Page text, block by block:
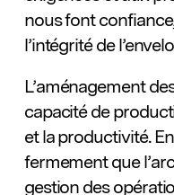
nous font
l’intégrité de
L’aménagement
capacité de
et la productivité.
fermement que
gestion des